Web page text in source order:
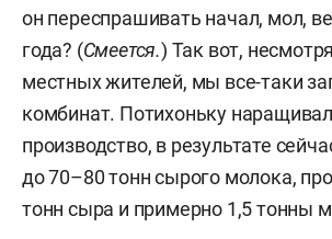
он переспрашивать начал, мол,
года? (Смеется.) Так вот,
местных жителей, мы все-таки
комбинат. Потихоньку
производство, в результате
до 70–80 тонн сырого молока,
тонн сыра и примерно 1,5 тонны